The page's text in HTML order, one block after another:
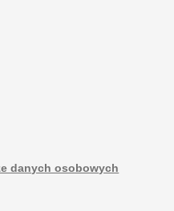
danych osobowych